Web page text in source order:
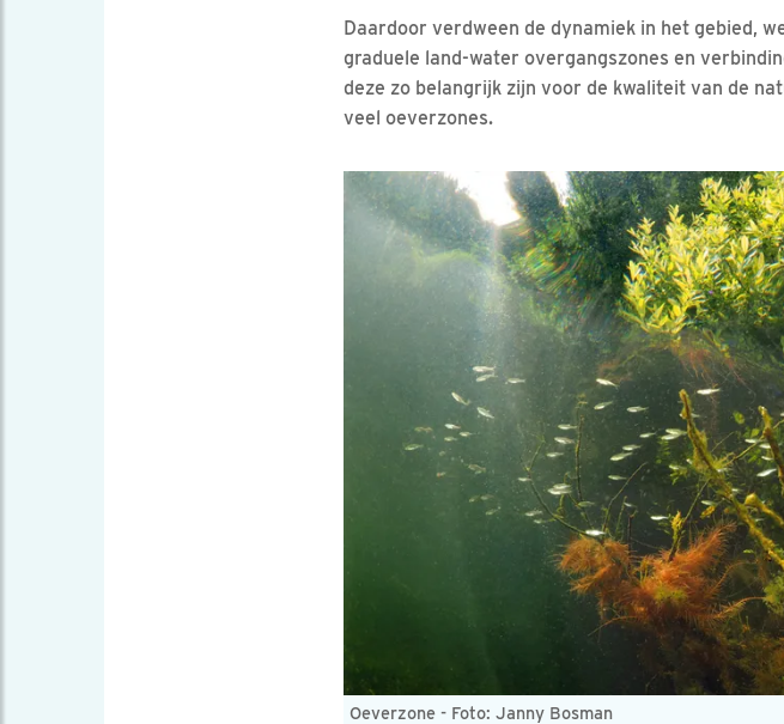
Daardoor verdween de dynamiek in het gebied,
graduele land-water overgangszones en
deze zo belangrijk zijn voor de kwaliteit van de
veel oeverzones.
Oeverzone - Foto: Janny Bosman